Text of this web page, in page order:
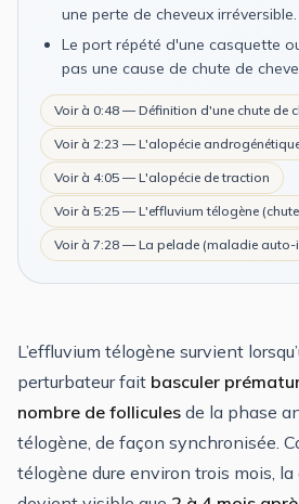
une perte de cheveux irréversible.
Le port répété d'une casquette
pas une cause de chute de
Voir à 0:48 — Définition d'une chute de
Voir à 2:23 — L'alopécie
Voir à 4:05 — L'alopécie de traction
Voir à 5:25 — L'effluvium télogène
Voir à 7:28 — La pelade (maladie auto-
L’effluvium télogène survient
perturbateur fait basculer
nombre de follicules de la phase
télogène, de façon synchronisée.
télogène dure environ trois mois,